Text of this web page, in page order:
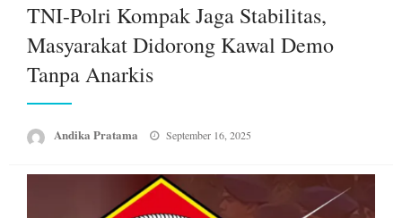
TNI-Polri Kompak Jaga Stabilitas,
Masyarakat Didorong Kawal Demo
Tanpa Anarkis
Andika Pratama
Posted
September 16, 2025